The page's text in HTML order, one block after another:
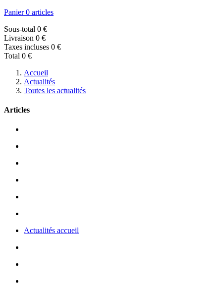
Panier 0 articles
Sous-total 0 €
Livraison 0 €
Taxes incluses 0 €
Total 0 €
Accueil
Actualités
Toutes les actualités
Articles
Actualités accueil